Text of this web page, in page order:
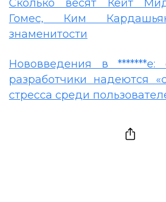
Сколько весят Кейт
Гомес, Ким
знаменитости
Нововведения в
разработчики надеются
стресса среди